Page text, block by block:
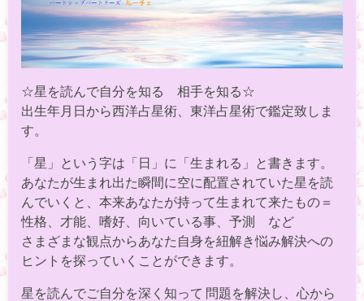
☆星を読んで自分を知る 相手を知る☆
出生年月日から西洋占星術、東洋占星術で鑑定致しま
す。
「星」という字は「日」に「生まれる」と書きます。
あなたが生まれ出た瞬間に空に配置されていた星を読
んでいくと、本来あなたが持って生まれて来たもの＝
性格、才能、嗜好、向いている事、予測 など
さまざまな観点からあなた自身を紐解き悩み解決への
ヒントを探っていくことができます。
星を読んでご自分を深く知って 問題を解決し、心から